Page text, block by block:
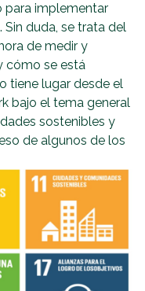
para implementar
duda, se trata del
de medir y
cómo se está
tiene lugar desde el
bajo el tema general
sostenibles y
de algunos de los